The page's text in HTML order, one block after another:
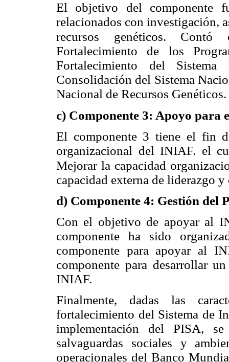
El objetivo del componente
relacionados con investigación,
recursos genéticos. Contó
Fortalecimiento de los
Fortalecimiento del
Consolidación del Sistema
Nacional de Recursos Genéticos.
c) Componente 3: Apoyo
El componente 3 tiene el fin
organizacional del INIAF. el
Mejorar la capacidad
capacidad externa de liderazgo
d) Componente 4: Gestión del
Con el objetivo de apoyar al
componente ha sido
componente para apoyar al
componente para desarrollar
INIAF.
Finalmente, dadas las
fortalecimiento del Sistema de
implementación del PISA,
salvaguardas sociales y
operacionales del Banco